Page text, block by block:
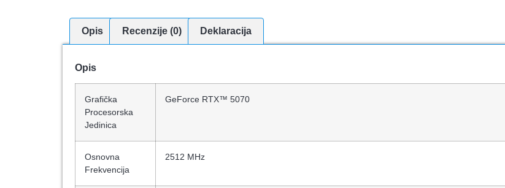
Opis Recenzije (0) Deklaracija
Opis
Grafička
Procesorska
Jedinica
GeForce RTX™ 5070
Osnovna
Frekvencija
2512 MHz